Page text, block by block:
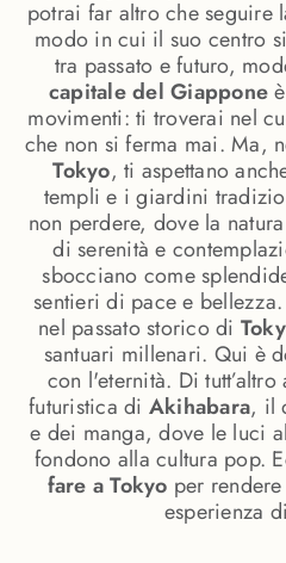
potrai far altro che seguire
modo in cui il suo centro
tra passato e futuro,
capitale del Giappone
movimenti: ti troverai nel
che non si ferma mai. Ma,
Tokyo, ti aspettano
templi e i giardini
non perdere, dove la
di serenità e
sbocciano come
sentieri di pace e
nel passato storico di
santuari millenari. Qui è
con l'eternità. Di
futuristica di Akihabara, il
e dei manga, dove le luci
fondono alla cultura pop.
fare a Tokyo per
esperienza